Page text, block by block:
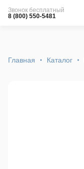
Звонок бесплатный
8 (800) 550-5481
Главная Каталог